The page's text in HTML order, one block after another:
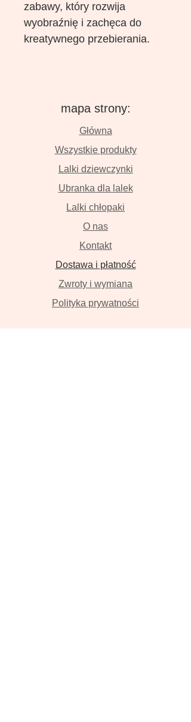
zabawy, który rozwija
wyobraźnię i zachęca do
kreatywnego przebierania.
mapa strony:
Główna
Wszystkie produkty
Lalki dziewczynki
Ubranka dla lalek
Lalki chłopaki
O nas
Kontakt
Dostawa i płatność
Zwroty i wymiana
Polityka prywatności